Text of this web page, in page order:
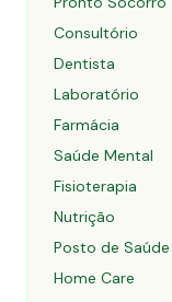
Consultório
Dentista
Laboratório
Farmácia
Saúde Mental
Fisioterapia
Nutrição
Posto de Saúde
Home Care